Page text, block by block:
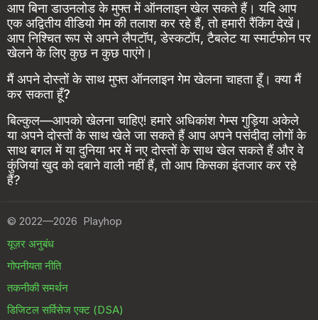
आप बिना डाउनलोड के मुफ्त में ऑनलाइन खेल सकते हैं। यदि आप
एक अद्वितीय वीडियो गेम की तलाश कर रहे हैं, तो हमारी रैंकिंग देखें।
आप निश्चित रूप से अपने लैपटॉप, डेस्कटॉप, टैबलेट या स्मार्टफोन पर
खेलने के लिए कुछ न कुछ पाएंगे।
मैं अपने दोस्तों के साथ मुफ्त ऑनलाइन गेम खेलना चाहता हूँ। क्या मैं
कर सकता हूँ?
बिल्कुल—आपको खेलना चाहिए! हमारे अधिकांश गेम्स गुड़िया अकेले
या अपने दोस्तों के साथ खेले जा सकते हैं आप अपने पसंदीदा लोगों के
साथ बगल में या दुनिया भर में नए दोस्तों के साथ खेल सकते हैं और वे
कुंजियां खुद को दबाने वाली नहीं हैं, तो आप किसका इंतजार कर रहे
हैं?
© 2022—2026 Playhop
यूज़र अनुबंध
गोपनीयता नीति
तकनीकी समर्थन
डिजिटल सर्विसेज एक्ट (DSA)